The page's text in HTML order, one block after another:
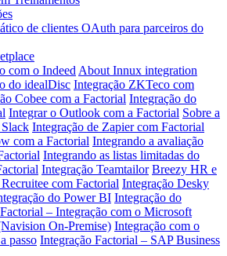
de clientes OAuth para parceiros do
com o Indeed About Innux integration
do idealDisc Integração ZKTeco com
Cobee com a Factorial Integração do
Integrar o Outlook com a Factorial Sobre a
Integração de Zapier com Factorial
com a Factorial Integrando a avaliação
Integrando as listas limitadas do
Integração Teamtailor Breezy HR e
com Factorial Integração Desky
do Power BI Integração do
Factorial – Integração com o Microsoft
On-Premise) Integração com o
passo Integração Factorial – SAP Business